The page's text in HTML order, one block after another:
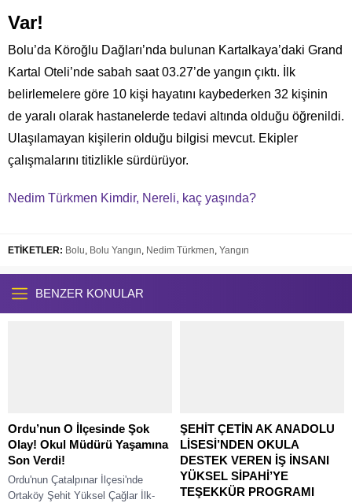
Var!
Bolu’da Köroğlu Dağları’nda bulunan Kartalkaya’daki Grand
Kartal Oteli’nde sabah saat 03.27’de yangın çıktı. İlk
belirlemelere göre 10 kişi hayatını kaybederken 32 kişinin
de yaralı olarak hastanelerde tedavi altında olduğu öğrenildi.
Ulaşılamayan kişilerin olduğu bilgisi mevcut. Ekipler
çalışmalarını titizlikle sürdürüyor.
Nedim Türkmen Kimdir, Nereli, kaç yaşında?
ETİKETLER: Bolu Bolu Yangın Nedim Türkmen Yangın
BENZER KONULAR
Ordu’nun O İlçesinde Şok
Olay! Okul Müdürü Yaşamına
Son Verdi!
Ordu'nun Çatalpınar İlçesi'nde
Ortaköy Şehit Yüksel Çağlar İlk-
ŞEHİT ÇETİN AK ANADOLU
LİSESİ’NDEN OKULA
DESTEK VEREN İŞ İNSANI
YÜKSEL SİPAHİ’YE
TEŞEKKÜR PROGRAMI